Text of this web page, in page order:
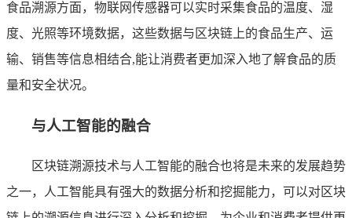
食品溯源方面，物联网传感器可以实时采集食品的温度、湿
度、光照等环境数据，这些数据与区块链上的食品生产、运
输、销售等信息相结合,能让消费者更加深入地了解食品的质
量和安全状况。
与人工智能的融合
区块链溯源技术与人工智能的融合也将是未来的发展趋势
之一，人工智能具有强大的数据分析和挖掘能力，可以对区块